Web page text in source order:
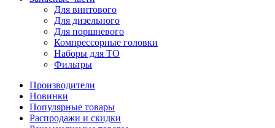
Для винтового
Для дизельного
Для поршневого
Компрессорные головки
Наборы для ТО
Фильтры
Производители
Новинки
Популярные товары
Распродажи и скидки